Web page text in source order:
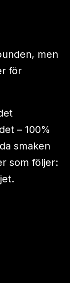
men
för
– 100%
smaken
som följer: